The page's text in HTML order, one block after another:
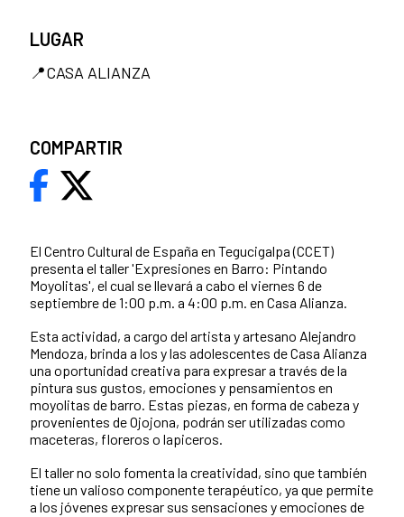
El Centro Cultural de España en Tegucigalpa (CCET)
presenta el taller 'Expresiones en Barro: Pintando
Moyolitas', el cual se llevará a cabo el viernes 6 de
septiembre de 1:00 p.m. a 4:00 p.m. en Casa Alianza.
Esta actividad, a cargo del artista y artesano Alejandro
Mendoza, brinda a los y las adolescentes de Casa Alianza
una oportunidad creativa para expresar a través de la
pintura sus gustos, emociones y pensamientos en
moyolitas de barro. Estas piezas, en forma de cabeza y
provenientes de Ojojona, podrán ser utilizadas como
maceteras, floreros o lapiceros.
El taller no solo fomenta la creatividad, sino que también
tiene un valioso componente terapéutico, ya que permite
a los jóvenes expresar sus sensaciones y emociones de
LUGAR
📍CASA ALIANZA
COMPARTIR